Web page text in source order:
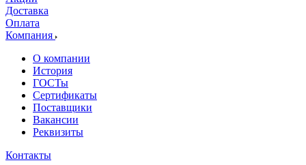
Доставка
Оплата
Компания
О компании
История
ГОСТы
Сертификаты
Поставщики
Вакансии
Реквизиты
Контакты